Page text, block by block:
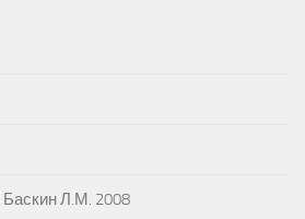
Баскин Л.М. 2008